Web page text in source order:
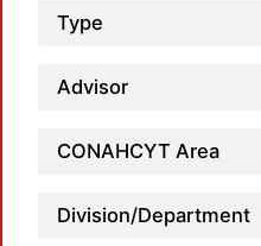
Type
Advisor
CONAHCYT Area
Division/Department